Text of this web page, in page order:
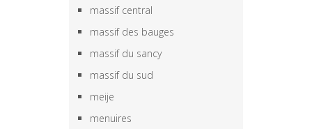
massif central
massif des bauges
massif du sancy
massif du sud
meije
menuires